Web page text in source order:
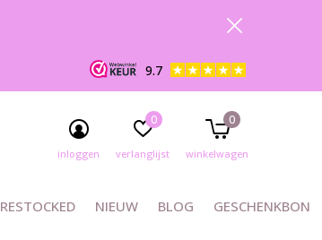
RESTOCKED NIEUW BLOG GESCHENKBON
inloggen verlanglijst
0
winkelwagen
0
9.7